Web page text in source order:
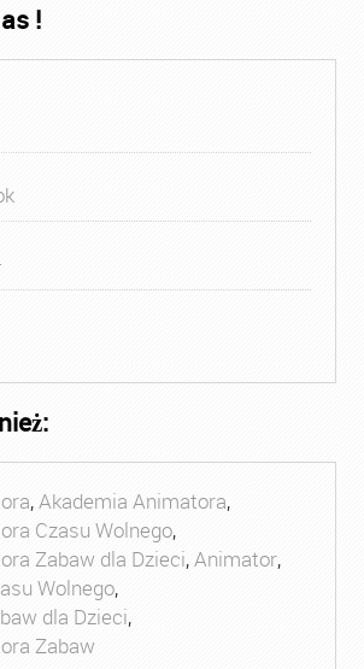
!
,Akademia Animatora,
Czasu Wolnego,
Zabaw dla Dzieci,Animator,
Wolnego,
dla Dzieci,
Zabaw